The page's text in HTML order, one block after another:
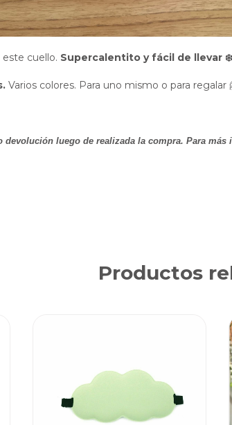
cuello. Supercalentito y fácil de llevar
Varios colores. Para uno mismo o para regalar
luego de realizada la compra. Para
Productos